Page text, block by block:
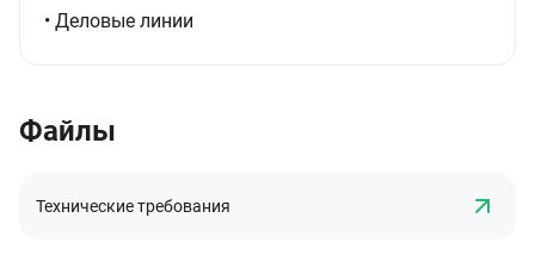
• Деловые линии
Файлы
Технические требования